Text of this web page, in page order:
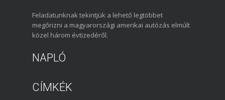
Feladatunknak tekintjük a lehető legtöbbet
megőrizni a magyarországi amerikai autózás elmúlt
közel három évtizedéről.
NAPLÓ
CÍMKÉK